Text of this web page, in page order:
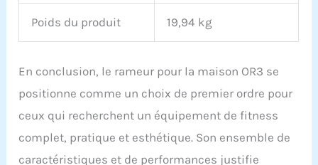
Poids du produit 19,94 kg
En conclusion, le rameur pour la maison OR3 se
positionne comme un choix de premier ordre pour
ceux qui recherchent un équipement de fitness
complet, pratique et esthétique. Son ensemble de
caractéristiques et de performances justifie